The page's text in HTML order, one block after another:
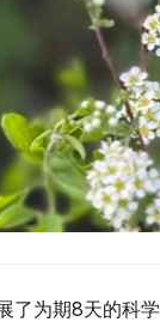
了为期8天的科